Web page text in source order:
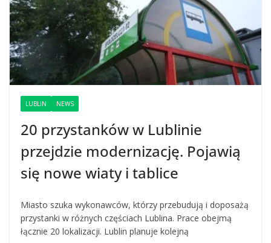
LUBLIN NEWS
20 przystanków w Lublinie
przejdzie modernizację. Pojawią
się nowe wiaty i tablice
Miasto szuka wykonawców, którzy przebudują i doposażą
przystanki w różnych częściach Lublina. Prace obejmą
łącznie 20 lokalizacji. Lublin planuje kolejną